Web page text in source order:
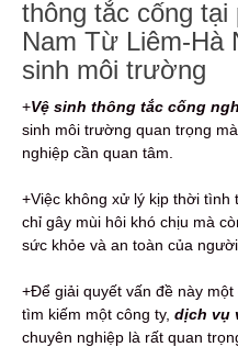
thông tắc cống
Nam Từ Liêm-Hà
sinh môi trường
+Vệ sinh thông tắc cống
sinh môi trường quan trọng
nghiệp cần quan tâm.
+Việc không xử lý kịp thời tình
chỉ gây mùi hôi khó chịu mà
sức khỏe và an toàn của
+Để giải quyết vấn đề này
tìm kiếm một công ty, dịch vụ
chuyên nghiệp là rất quan